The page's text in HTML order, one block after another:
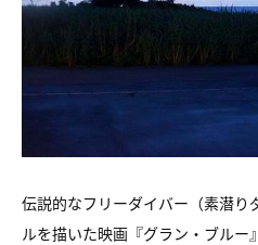
伝説的なフリーダイバー（素潜り
ルを描いた映画『グラン・ブル